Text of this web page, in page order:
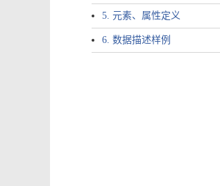
5. 元素、属性定义
6. 数据描述样例